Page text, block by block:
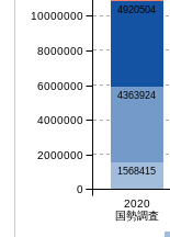
1568415
4363924
4920504
2020
国勢調査
0
2000000
4000000
6000000
8000000
10000000